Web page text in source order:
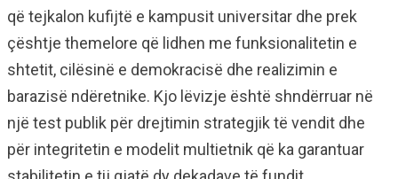
që tejkalon kufijtë e kampusit universitar dhe prek
çështje themelore që lidhen me funksionalitetin e
shtetit, cilësinë e demokracisë dhe realizimin e
barazisë ndëretnike. Kjo lëvizje është shndërruar në
një test publik për drejtimin strategjik të vendit dhe
për integritetin e modelit multietnik që ka garantuar